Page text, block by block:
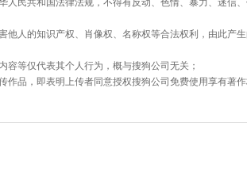
人民共和国法律法规，不得有反动、色情、暴力、迷信
他人的知识产权、肖像权、名称权等合法权利，由此产
容等仅代表其个人行为，概与搜狗公司无关；
作品，即表明上传者同意授权搜狗公司免费使用享有著